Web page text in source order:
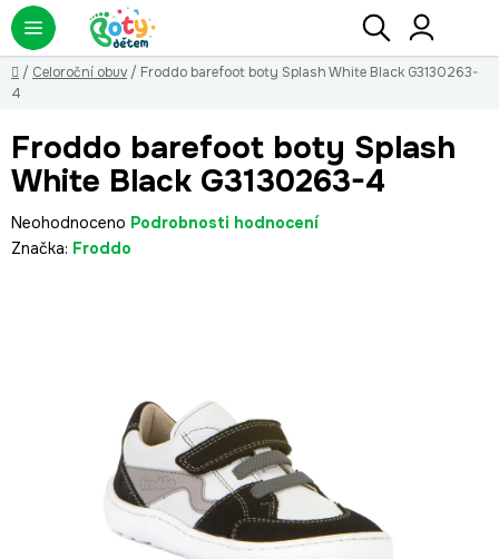
Přejít
na
obsah
Hledat
Domů
/ Celoroční obuv / Froddo barefoot boty Splash White Black G3130263-
4
Froddo barefoot boty Splash
White Black G3130263-4
Průměrné
hodnocení
Neohodnoceno Podrobnosti hodnocení
Značka: Froddo